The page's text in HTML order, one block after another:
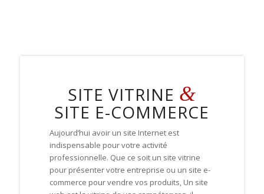
SITE VITRINE &
SITE E-COMMERCE
Aujourd’hui avoir un site Internet est
indispensable pour votre activité
professionnelle. Que ce soit un site vitrine
pour présenter votre entreprise ou un site e-
commerce pour vendre vos produits, Un site